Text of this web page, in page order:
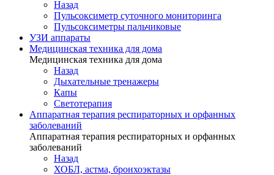
Назад
Пульсоксиметр суточного мониторинга
Пульсоксиметры пальчиковые
УЗИ аппараты
Медицинская техника для дома
Медицинская техника для дома
Назад
Дыхательные тренажеры
Капы
Светотерапия
Аппаратная терапия респираторных и орфанных
заболеваний
Аппаратная терапия респираторных и орфанных
заболеваний
Назад
ХОБЛ, астма, бронхоэктазы